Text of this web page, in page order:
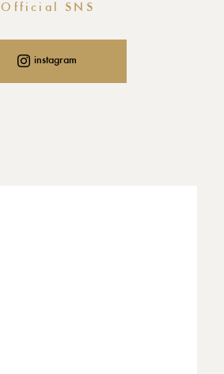
Official SNS
instagram